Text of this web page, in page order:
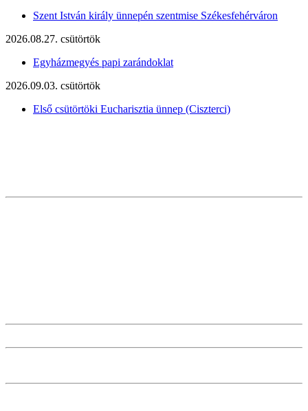
Szent István király ünnepén szentmise Székesfehérváron
2026.08.27. csütörtök
Egyházmegyés papi zarándoklat
2026.09.03. csütörtök
Első csütörtöki Eucharisztia ünnep (Ciszterci)